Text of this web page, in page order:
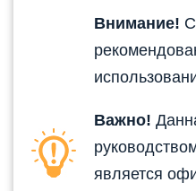
Внимание!
Важно!
является